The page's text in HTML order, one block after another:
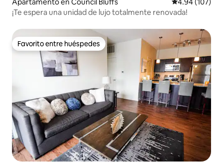
Apartamento en Council Bluffs Calificación
4.94 (107)
¡Te espera una unidad de lujo totalmente renovada!
Favorito entre huéspedes
Favorito entre huéspedes